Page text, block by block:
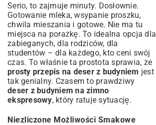
Serio, to zajmuje minuty. Dosłownie.
Gotowanie mleka, wsypanie proszku,
chwila mieszania i gotowe. Nie ma tu
miejsca na porażkę. To idealna opcja dla
zabieganych, dla rodziców, dla
studentów – dla każdego, kto ceni swój
czas. To właśnie ta prostota sprawia, że
prosty przepis na deser z budyniem jest
tak genialny. Czasem to prawdziwy
deser z budyniem na zimno
ekspresowy, który ratuje sytuację.
Niezliczone Możliwości Smakowe